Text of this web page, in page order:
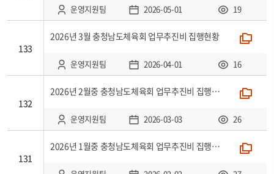
운영지원팀 2026-05-01 19
133
2026년 3월 충청남 도체육회 업무추진비 집행현황
운영지원팀 2026-04-01 16
132
2026년 2월중 충청남도체육회 업무추진비 집행현황
운영지원팀 2026-03-03 26
131
2026년 1월중 충청남도체육회 업무추진비 집행현황